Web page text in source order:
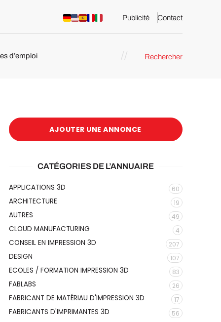
Publicité Contact
d’emploi Rechercher
AJOUTER UNE ANNONCE
CATÉGORIES DE L’ANNUAIRE
APPLICATIONS 3D 60
ARCHITECTURE 19
AUTRES 49
CLOUD MANUFACTURING 4
CONSEIL EN IMPRESSION 3D 207
DESIGN 107
ECOLES / FORMATION IMPRESSION 3D 83
FABLABS 26
FABRICANT DE MATÉRIAU D'IMPRESSION 3D 17
FABRICANTS D'IMPRIMANTES 3D 56